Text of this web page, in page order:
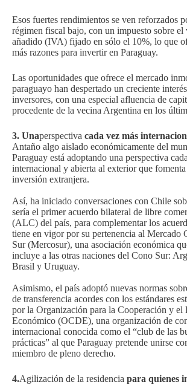
Esos fuertes rendimientos se ven reforzados
régimen fiscal bajo, con un impuesto sobre el
añadido (IVA) fijado en sólo el 10%, lo que
más razones para invertir en Paraguay.
Las oportunidades que ofrece el mercado
paraguayo han despertado un creciente
inversores, con una especial afluencia de
procedente de la vecina Argentina en los
3. Unaperspectiva cada vez más
Antaño algo aislado económicamente del
Paraguay está adoptando una perspectiva
internacional y abierta al exterior que fomenta
inversión extranjera.
Así, ha iniciado conversaciones con Chile
sería el primer acuerdo bilateral de libre
(ALC) del país, para complementar los
tiene en vigor por su pertenencia al Mercado
Sur (Mercosur), una asociación económica
incluye a las otras naciones del Cono Sur:
Brasil y Uruguay.
Asimismo, el país adoptó nuevas normas
de transferencia acordes con los estándares
por la Organización para la Cooperación y el
Económico (OCDE), una organización de
internacional conocida como el “club de las
prácticas” al que Paraguay pretende unirse
miembro de pleno derecho.
4.Agilización de la residencia para quienes